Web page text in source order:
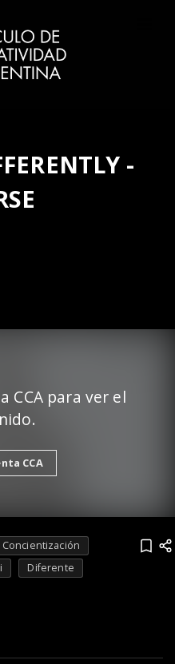
-
CCA para ver el
CCA
Concientización
Diferente